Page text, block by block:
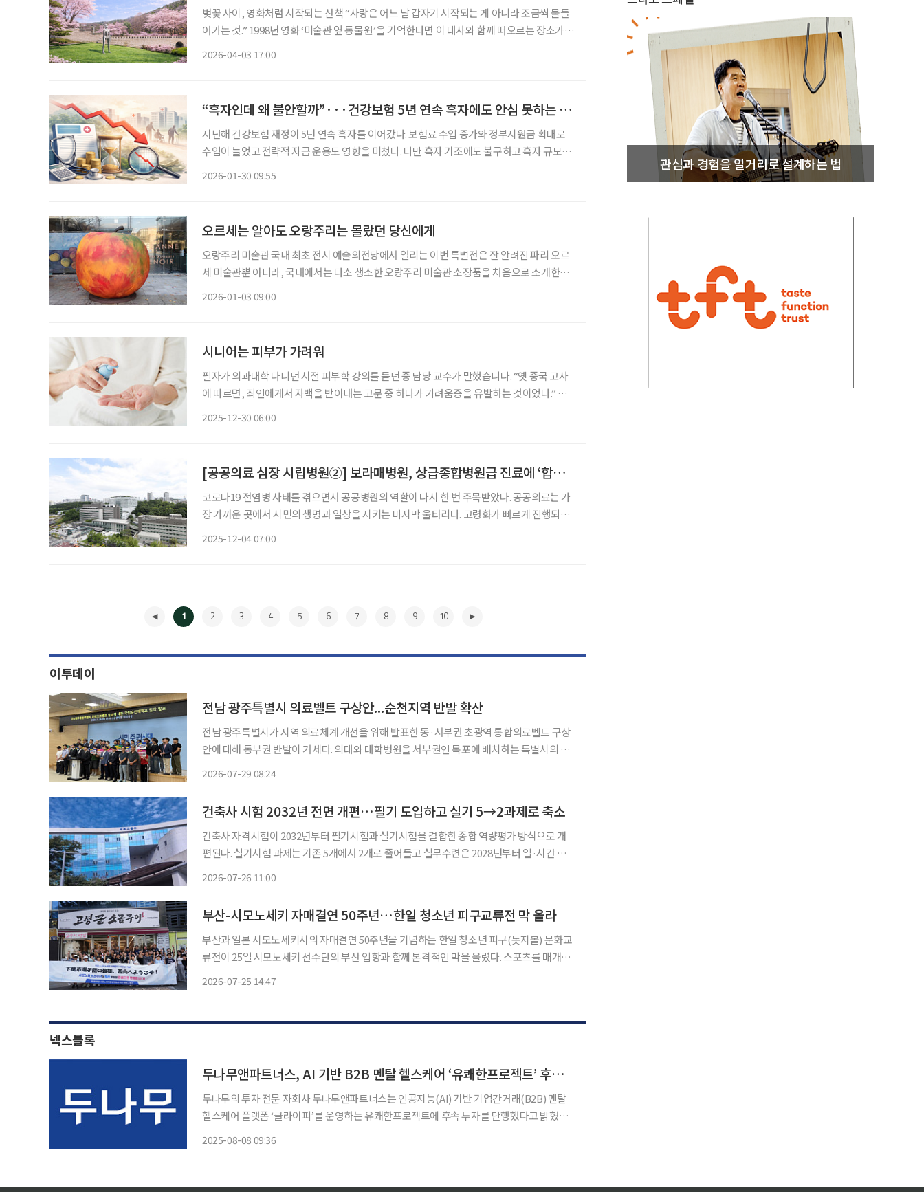
벚꽃 사이, 영화처럼 시작되는 산책 “사랑은 어느 날 갑자기 시작되는 게 아니라 조금씩 물들
어가는 것.” 1998년 영화 ‘미술관 옆 동물원’을 기억한다면 이 대사와 함께 떠오르는 장소가 있
2026-04-03 17:00
“흑자인데 왜 불안할까”···건강보험 5년 연속 흑자에도 안심 못하는 이유
지난해 건강보험 재정이 5년 연속 흑자를 이어갔다. 보험료 수입 증가와 정부지원금 확대로
수입이 늘었고 전략적 자금 운용도 영향을 미쳤다. 다만 흑자 기조에도 불구하고 흑자 규모는
2026-01-30 09:55
오르세는 알아도 오랑주리는 몰랐던 당신에게
오랑주리 미술관 국내 최초 전시 예술의전당에서 열리는 이번 특별전은 잘 알려진 파리 오르
세 미술관뿐 아니라, 국내에서는 다소 생소한 오랑주리 미술관 소장품을 처음으로 소개한다.
2026-01-03 09:00
시니어는 피부가 가려워
필자가 의과대학 다니던 시절 피부학 강의를 듣던 중 담당 교수가 말했습니다. “옛 중국 고사
에 따르면, 죄인에게서 자백을 받아내는 고문 중 하나가 가려움증을 유발하는 것이었다.” 피
2025-12-30 06:00
[공공의료 심장 시립병원②] 보라매병원, 상급종합병원급 진료에 ‘합리적 비용’
코로나19 전염병 사태를 겪으면서 공공병원의 역할이 다시 한 번 주목받았다. 공공의료는 가
장 가까운 곳에서 시민의 생명과 일상을 지키는 마지막 울타리다. 고령화가 빠르게 진행되는
2025-12-04 07:00
1 2 3 4 5 6 7 8 9 10
이투데이
전남 광주특별시 의료벨트 구상안...순천지역 반발 확산
전남 광주특별시가 지역 의료체계 개선을 위해 발표한 동·서부권 초광역 통합의료벨트 구상
안에 대해 동부권 반발이 거세다. 의대와 대학병원을 서부권인 목포에 배치하는 특별시의 계
2026-07-29 08:24
건축사 시험 2032년 전면 개편…필기 도입하고 실기 5→2과제로 축소
건축사 자격시험이 2032년부터 필기시험과 실기시험을 결합한 종합 역량평가 방식으로 개
편된다. 실기시험 과제는 기존 5개에서 2개로 줄어들고 실무수련은 2028년부터 일·시간 단
2026-07-26 11:00
부산-시모노세키 자매결연 50주년…한일 청소년 피구교류전 막 올라
부산과 일본 시모노세키시의 자매결연 50주년을 기념하는 한일 청소년 피구(돗지볼) 문화교
류전이 25일 시모노세키 선수단의 부산 입항과 함께 본격적인 막을 올렸다. 스포츠를 매개로
2026-07-25 14:47
넥스블록
두나무앤파트너스, AI 기반 B2B 멘탈 헬스케어 ‘유쾌한프로젝트’ 후속 투자
두나무의 투자 전문 자회사 두나무앤파트너스는 인공지능(AI) 기반 기업간거래(B2B) 멘탈
헬스케어 플랫폼 ‘클라이피’를 운영하는 유쾌한프로젝트에 후속 투자를 단행했다고 밝혔다.
2025-08-08 09:36
관심과 경험을 일거리로 설계하는 법